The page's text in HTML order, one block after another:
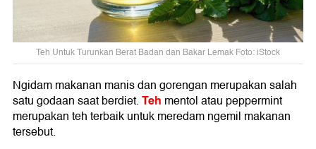
Teh Untuk Turunkan Berat Badan dan Bakar Lemak Foto: iStock
Ngidam makanan manis dan gorengan merupakan salah
satu godaan saat berdiet.Teh mentol atau peppermint
merupakan teh terbaik untuk meredam ngemil makanan
tersebut.